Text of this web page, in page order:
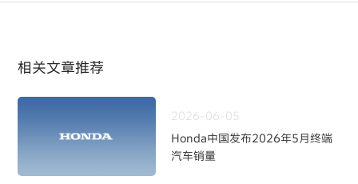
相关文章推荐
2026-06-05
Honda中国发布2026年5月终端
汽车销量